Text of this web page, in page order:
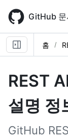
main
content
GitHub 문
홈
REST
설명 정
GitHub